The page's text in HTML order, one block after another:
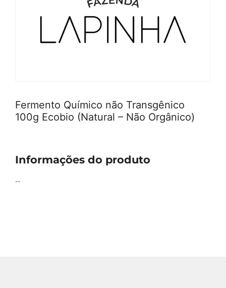
Fermento Químico não Transgênico
100g Ecobio (Natural – Não Orgânico)
Informações do produto
--